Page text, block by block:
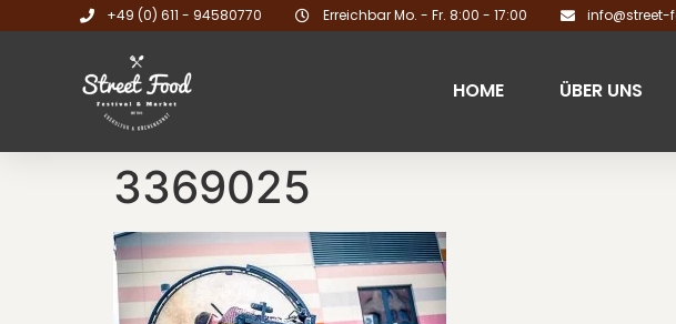
+49 (0) 611 - 94580770 Erreichbar Mo. - Fr. 8:00 - 17:00
HOME ÜBER UNS
3369025